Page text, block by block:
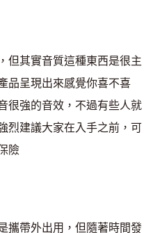
但其實音質這種東西是很主
品呈現出來感覺你喜不喜
很強的音效，不過有些人就
烈建議大家在入手之前，可
險
攜帶外出用，但隨著時間發